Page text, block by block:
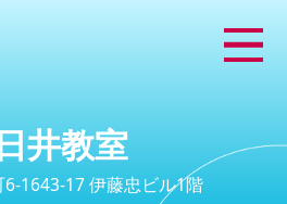
井教室
1643-17 伊藤忠ビル1階